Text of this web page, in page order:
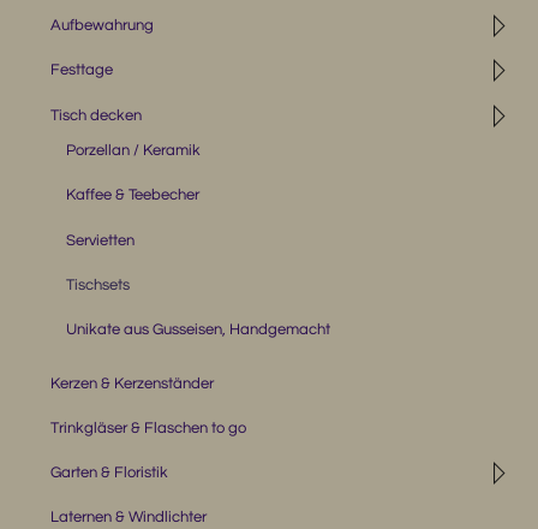
◹
Aufbewahrung
◹
Festtage
◹
Tisch decken
Porzellan / Keramik
Kaffee & Teebecher
Servietten
Tischsets
Unikate aus Gusseisen, Handgemacht
Kerzen & Kerzenständer
Trinkgläser & Flaschen to go
◹
Garten & Floristik
Laternen & Windlichter